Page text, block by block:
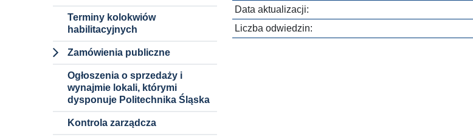
Terminy kolokwiów
habilitacyjnych
Zamówienia publiczne
Dokumenty i
informacje
Ogłoszenia o sprzedaży i
wynajmie lokali, którymi
dysponuje Politechnika Śląska
Kontrola zarządcza
Data aktualizacji:
Liczba odwiedzin: